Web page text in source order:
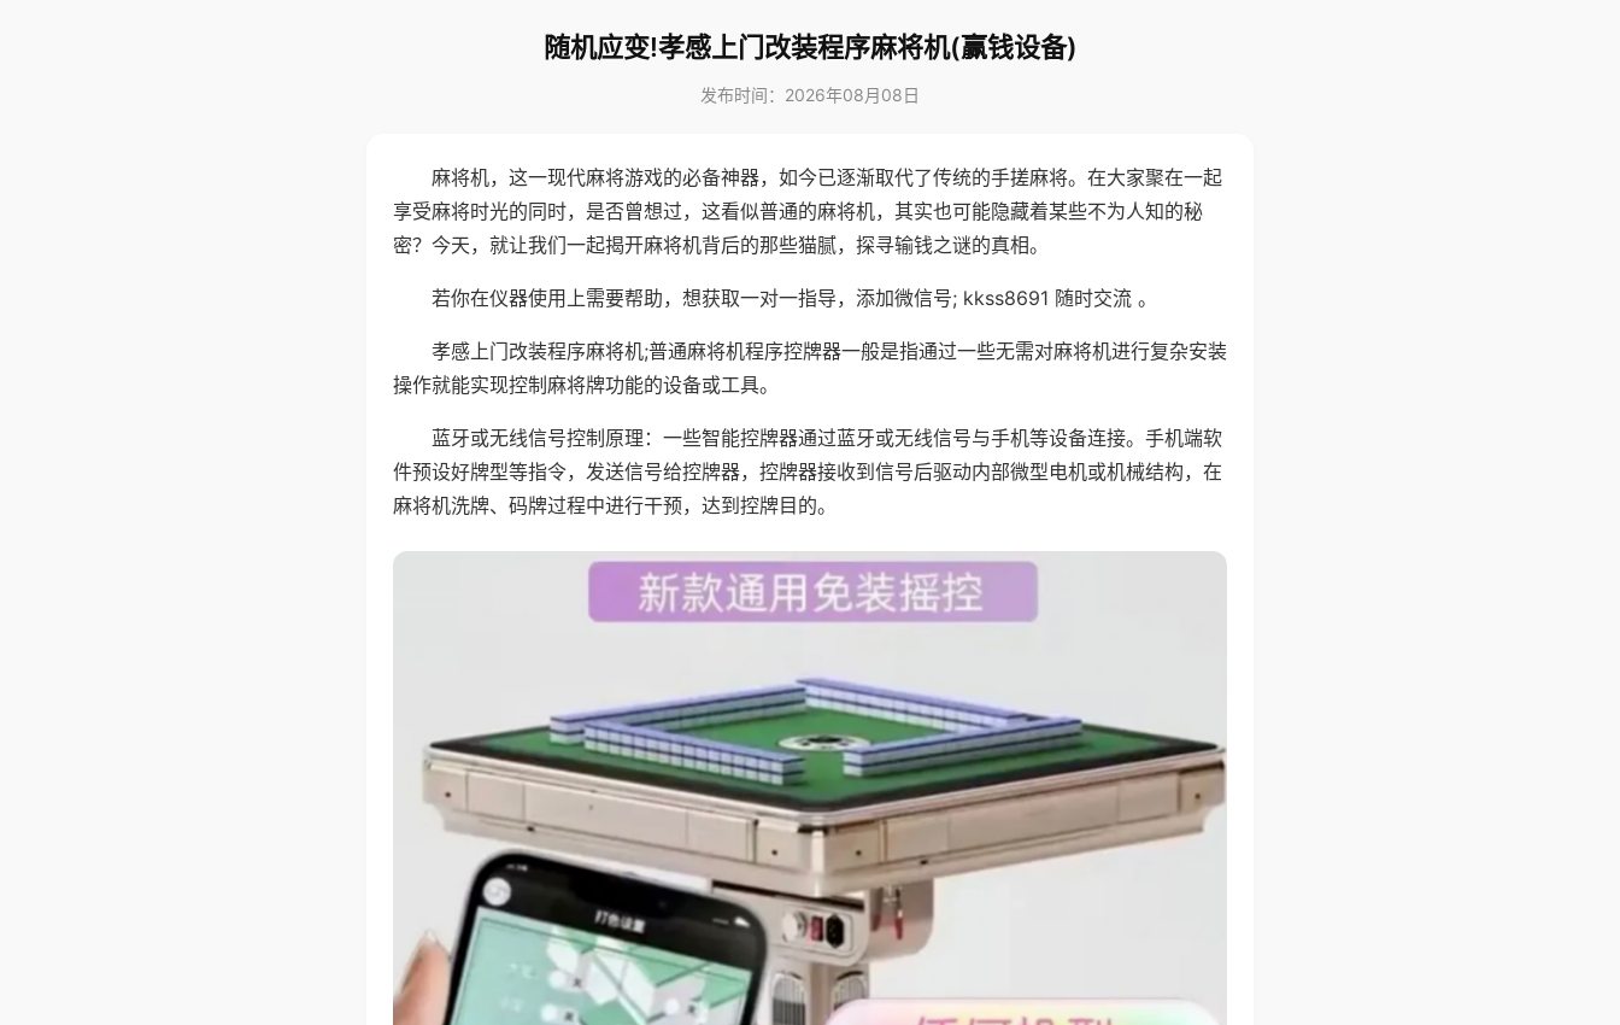
随机应变!孝感上门改装程序麻将机(赢钱设备)
发布时间：2026年08月08日
麻将机，这一现代麻将游戏的必备神器，如今已逐渐取代了传统的手搓麻将。在大家聚在一起
享受麻将时光的同时，是否曾想过，这看似普通的麻将机，其实也可能隐藏着某些不为人知的秘
密？今天，就让我们一起揭开麻将机背后的那些猫腻，探寻输钱之谜的真相。
若你在仪器使用上需要帮助，想获取一对一指导，添加微信号; kkss8691 随时交流 。
孝感上门改装程序麻将机;普通麻将机程序控牌器一般是指通过一些无需对麻将机进行复杂安装
操作就能实现控制麻将牌功能的设备或工具。
蓝牙或无线信号控制原理：一些智能控牌器通过蓝牙或无线信号与手机等设备连接。手机端软
件预设好牌型等指令，发送信号给控牌器，控牌器接收到信号后驱动内部微型电机或机械结构，在
麻将机洗牌、码牌过程中进行干预，达到控牌目的。